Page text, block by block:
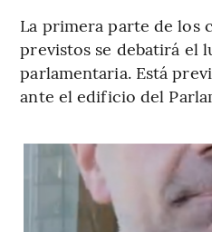
La primera parte de los
previstos se debatirá el
parlamentaria. Está
ante el edificio del